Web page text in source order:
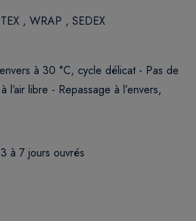
, WRAP , SEDEX
à 30 °C, cycle délicat - Pas de
l’air libre - Repassage à l’envers,
3 à 7 jours ouvrés